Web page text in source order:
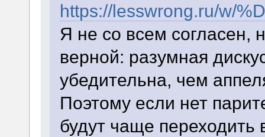
https://lesswrong.ru/w/
Я не со всем согласен,
верной: разумная
убедительна, чем
Поэтому если нет
будут чаще переходить